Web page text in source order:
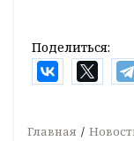
Поделиться:
Главная